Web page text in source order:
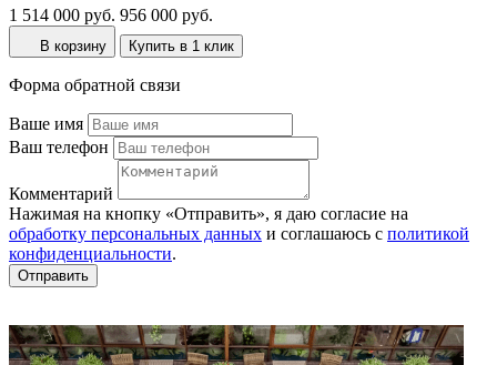
1 514 000 руб. 956 000 руб.
В корзину Купить в 1 клик
Форма обратной связи
Ваше имя
Ваш телефон
Комментарий
Нажимая на кнопку «Отправить», я даю согласие на
обработку персональных данных и соглашаюсь c политикой
конфиденциальности.
Отправить